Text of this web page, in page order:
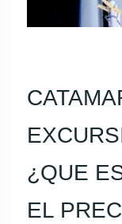
¿QUE
EL